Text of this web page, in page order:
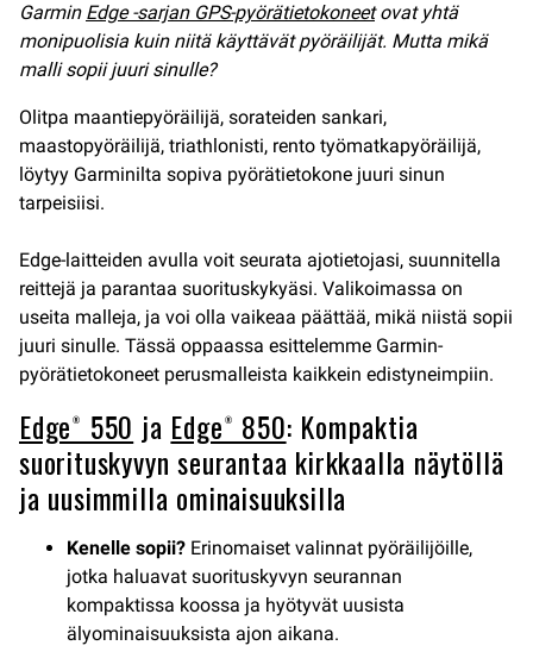
Garmin Edge -sarjan GPS-pyörätietokoneetovat yhtä
monipuolisia kuin niitä käyttävät pyöräilijät. Mutta mikä
malli sopii juuri sinulle?
Olitpa maantiepyöräilijä, sorateiden sankari,
maastopyöräilijä, triathlonisti, rento työmatkapyöräilijä,
löytyy Garminilta sopiva pyörätietokone juuri sinun
tarpeisiisi.
Edge-laitteiden avulla voit seurata ajotietojasi, suunnitella
reittejä ja parantaa suorituskykyäsi. Valikoimassa on
useita malleja, ja voi olla vaikeaa päättää, mikä niistä sopii
juuri sinulle. Tässä oppaassa esittelemme Garmin-
pyörätietokoneet perusmalleista kaikkein edistyneimpiin.
Edge® 550 ja Edge® 850: Kompaktia
suorituskyvyn seurantaa kirkkaalla näytöllä
ja uusimmilla ominaisuuksilla
Kenelle sopii? Erinomaiset valinnat pyöräilijöille,
jotka haluavat suorituskyvyn seurannan
kompaktissa koossa ja hyötyvät uusista
älyominaisuuksista ajon aikana.